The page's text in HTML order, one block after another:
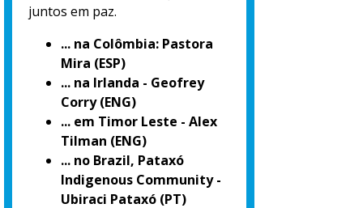
juntos em paz.
... na Colômbia: Pastora
Mira (ESP)
... na Irlanda - Geofrey
Corry (ENG)
... em Timor Leste - Alex
Tilman (ENG)
... no Brazil, Pataxó
Indigenous Community -
Ubiraci Pataxó (PT)